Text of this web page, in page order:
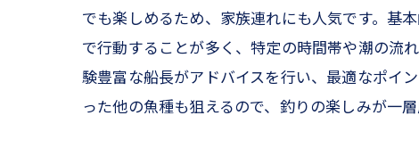
美
熊本天
ジ
でも楽しめるため、家族連れにも人気です。基
で行動することが多く、特定の時間帯や潮の流
験豊富な船長がアドバイスを行い、最適なポイ
った他の魚種も狙えるので、釣りの楽しみが一